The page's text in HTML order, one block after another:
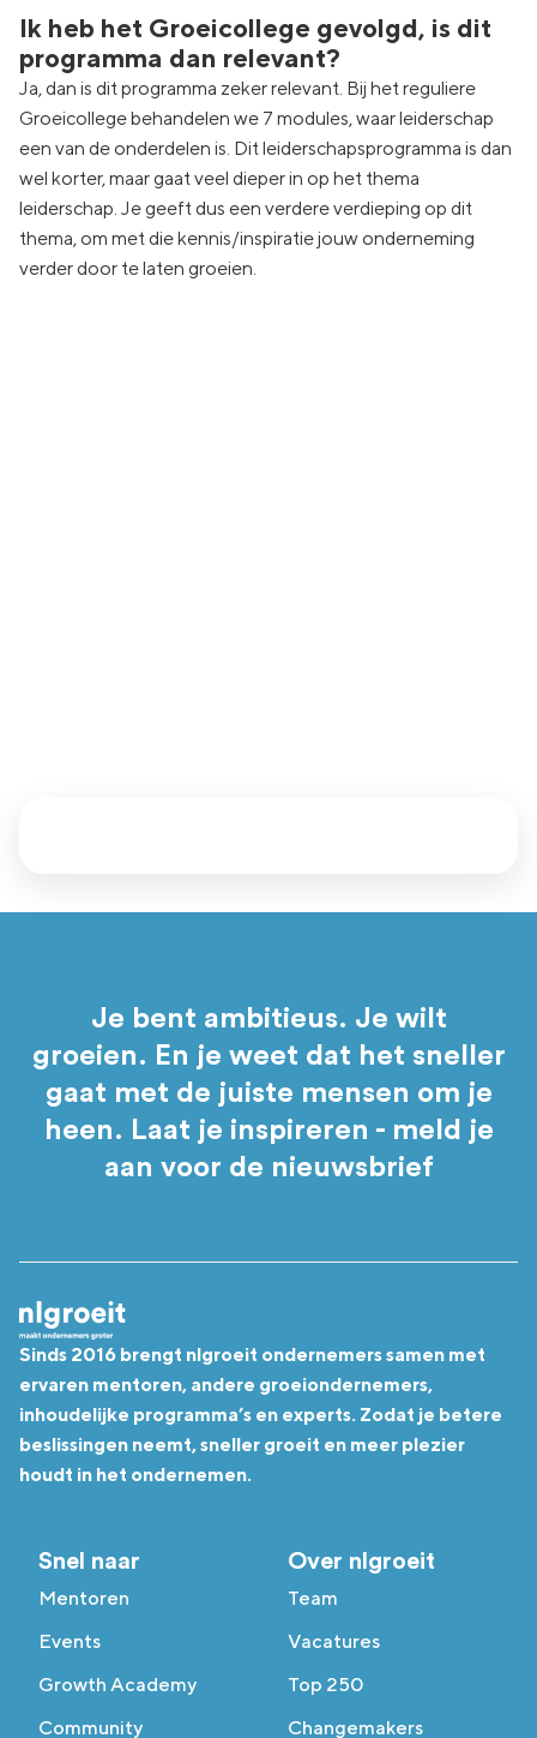
Ik heb het Groeicollege gevolgd, is dit
programma dan relevant?
Ja, dan is dit programma zeker relevant. Bij het reguliere
Groeicollege behandelen we 7 modules, waar leiderschap
een van de onderdelen is. Dit leiderschapsprogramma is dan
wel korter, maar gaat veel dieper in op het thema
leiderschap. Je geeft dus een verdere verdieping op dit
thema, om met die kennis/inspiratie jouw onderneming
verder door te laten groeien.
Je bent ambitieus. Je wilt
groeien. En je weet dat het sneller
gaat met de juiste mensen om je
heen. Laat je inspireren - meld je
aan voor de nieuwsbrief
Sinds 2016 brengt nlgroeit ondernemers samen met
ervaren mentoren, andere groeiondernemers,
inhoudelijke programma’s en experts. Zodat je betere
beslissingen neemt, sneller groeit en meer plezier
houdt in het ondernemen.
Snel naar
Mentoren
Events
Growth Academy
Community
Over nlgroeit
Team
Vacatures
Top 250
Changemakers